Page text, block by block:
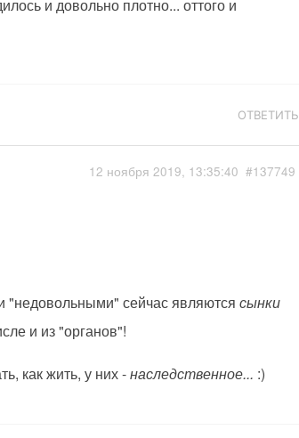
и довольно плотно... оттого и
ОТВЕТИТЬ
12 ноября 2019, 13:35:40 #137749
сейчас являются сынки
и из "органов"!
как жить, у них -наследственное... :)